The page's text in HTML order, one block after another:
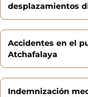
desplazamientos
Accidentes en el
Atchafalaya
Indemnización